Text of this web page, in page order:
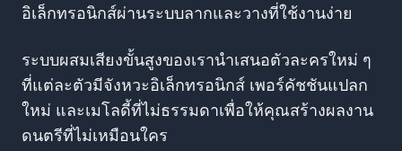
อิเล็กทรอนิกส์ผ่านระบบลากและวางที่ใช้งานง่าย
ระบบผสมเสียงขั้นสูงของเรานำเสนอตัวละครใหม่ ๆ
ที่แต่ละตัวมีจังหวะอิเล็กทรอนิกส์ เพอร์คัชชันแปลก
ใหม่ และเมโลดี้ที่ไม่ธรรมดาเพื่อให้คุณสร้างผลงาน
ดนตรีที่ไม่เหมือนใคร